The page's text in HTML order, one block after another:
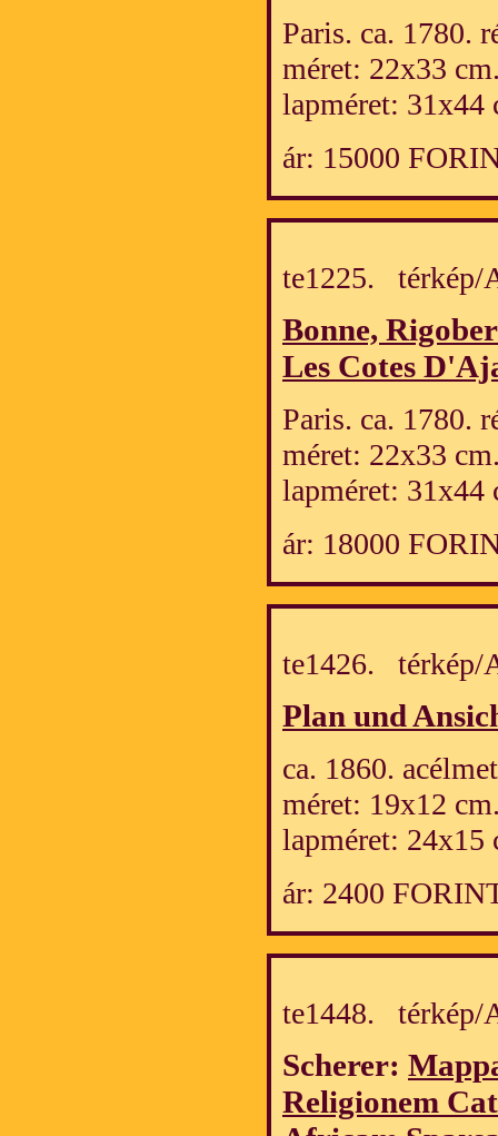
Paris. ca. 1780.
méret: 22x33
lapméret: 31x44
ár: 15000
te1225.
Bonne,
Les Cotes
Paris. ca. 1780.
méret: 22x33
lapméret: 31x44
ár: 18000
te1426.
Plan und
ca. 1860.
méret: 19x12
lapméret: 24x15
ár: 2400
te1448.
Scherer:
Religionem